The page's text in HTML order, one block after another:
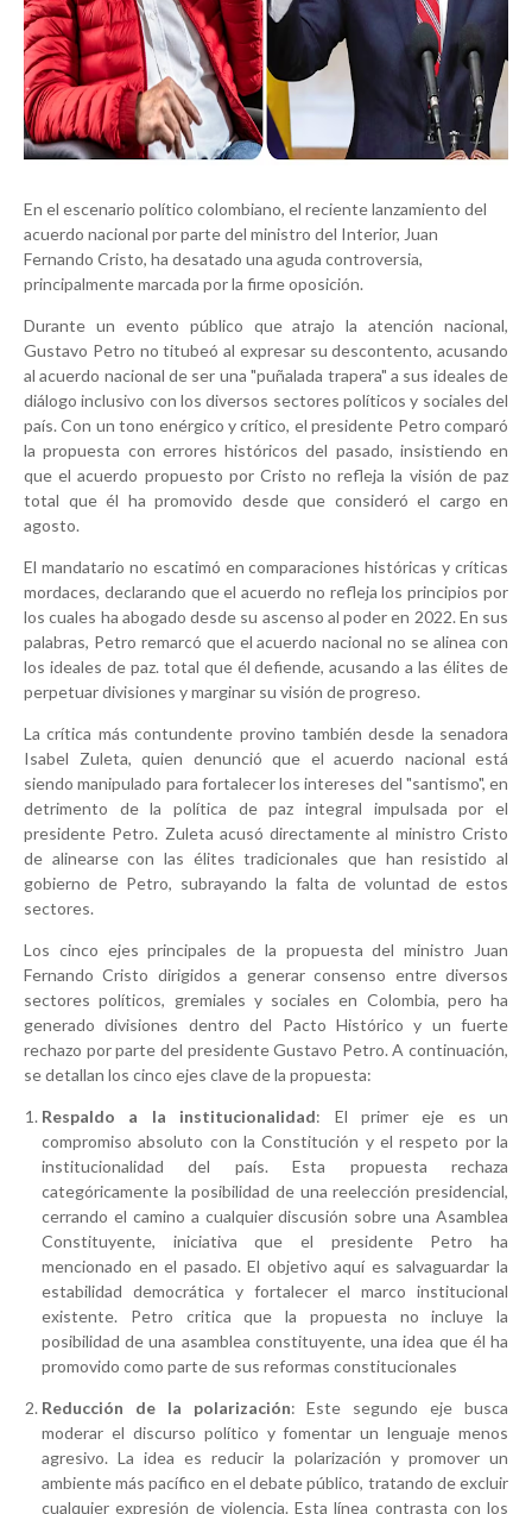
En el escenario político colombiano, el reciente lanzamiento del
acuerdo nacional por parte del ministro del Interior, Juan
Fernando Cristo, ha desatado una aguda controversia,
principalmente marcada por la firme oposición.
Durante un evento público que atrajo la atención nacional,
Gustavo Petro no titubeó al expresar su descontento, acusando
al acuerdo nacional de ser una "puñalada trapera" a sus ideales de
diálogo inclusivo con los diversos sectores políticos y sociales del
país. Con un tono enérgico y crítico, el presidente Petro comparó
la propuesta con errores históricos del pasado, insistiendo en
que el acuerdo propuesto por Cristo no refleja la visión de paz
total que él ha promovido desde que consideró el cargo en
agosto.
El mandatario no escatimó en comparaciones históricas y críticas
mordaces, declarando que el acuerdo no refleja los principios por
los cuales ha abogado desde su ascenso al poder en 2022. En sus
palabras, Petro remarcó que el acuerdo nacional no se alinea con
los ideales de paz. total que él defiende, acusando a las élites de
perpetuar divisiones y marginar su visión de progreso.
La crítica más contundente provino también desde la senadora
Isabel Zuleta, quien denunció que el acuerdo nacional está
siendo manipulado para fortalecer los intereses del "santismo", en
detrimento de la política de paz integral impulsada por el
presidente Petro. Zuleta acusó directamente al ministro Cristo
de alinearse con las élites tradicionales que han resistido al
gobierno de Petro, subrayando la falta de voluntad de estos
sectores.
Los cinco ejes principales de la propuesta del ministro Juan
Fernando Cristo dirigidos a generar consenso entre diversos
sectores políticos, gremiales y sociales en Colombia, pero ha
generado divisiones dentro del Pacto Histórico y un fuerte
rechazo por parte del presidente Gustavo Petro. A continuación,
se detallan los cinco ejes clave de la propuesta:
Respaldo a la institucionalidad: El primer eje es un
compromiso absoluto con la Constitución y el respeto por la
institucionalidad del país. Esta propuesta rechaza
categóricamente la posibilidad de una reelección presidencial,
cerrando el camino a cualquier discusión sobre una Asamblea
Constituyente, iniciativa que el presidente Petro ha
mencionado en el pasado. El objetivo aquí es salvaguardar la
estabilidad democrática y fortalecer el marco institucional
existente. Petro critica que la propuesta no incluye la
posibilidad de una asamblea constituyente, una idea que él ha
promovido como parte de sus reformas constitucionales
Reducción de la polarización: Este segundo eje busca
moderar el discurso político y fomentar un lenguaje menos
agresivo. La idea es reducir la polarización y promover un
ambiente más pacífico en el debate público, tratando de excluir
cualquier expresión de violencia. Esta línea contrasta con los